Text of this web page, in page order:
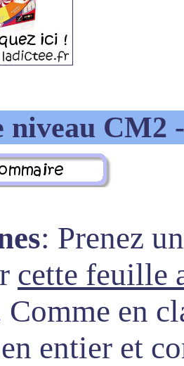
niveau CM2
: Prenez
cette feuille
en
entier et